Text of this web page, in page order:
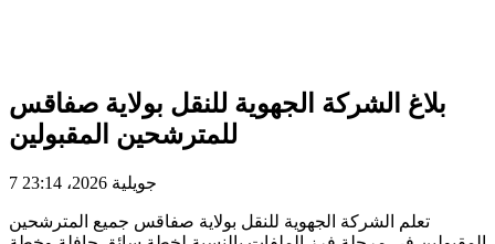
بلاغ الشركة الجهوية للنقل بولاية صفاقس
للمترشحين المقبولين
7 جويلية 2026، 23:14
تعلم الشركة الجهوية للنقل بولاية صفاقس جميع المترشحين